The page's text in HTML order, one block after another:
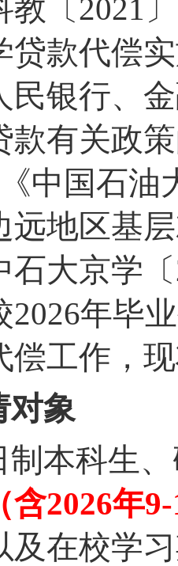
教〔 2021
贷款代偿
民银行、
款有关政
中国石
远地区基
石大京学
2026年毕
偿工作，
对象
制本科生
（含2026年
及在校学